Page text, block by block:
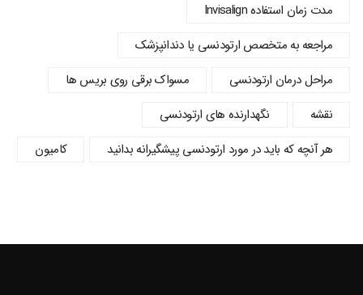
مدت زمان استفاده Invisalign
مراجعه به متخصص ارتودنسی یا دندانپزشک
مراحل درمان ارتودنسی
مسواک برقی روی بریس ها
نقشه
نگهدارنده های ارتودنسی
هر آنچه که باید در مورد ارتودنسی پیشگیرانه بدانید
کامیون